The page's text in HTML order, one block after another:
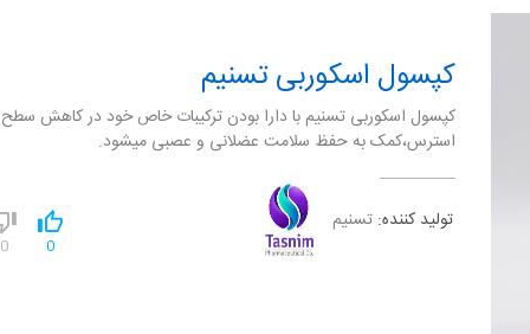
کپسول اسکوربی تسنیم
کپسول اسکوربی تسنیم با دارا بودن ترکیبات خاص خود در کاهش سطح
استرس،کمک به حفظ سلامت عضلانی و عصبی میشود.
تولید کننده: تسنیم
0
0